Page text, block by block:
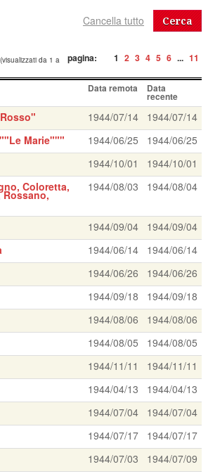
Cerca
pagina: 1 2 3 4 5 6 ... 11
(visualizzati da 1 a
Data remota Data
recente
1944/07/14
1944/07/14
Marie"""
1944/06/25
1944/06/25
1944/10/01
1944/10/01
Coloretta,
1944/08/03 1944/08/04
1944/09/04
1944/09/04
1944/06/14
1944/06/14
1944/06/26
1944/06/26
1944/09/18
1944/09/18
1944/08/06
1944/08/06
1944/08/05
1944/08/05
1944/11/11
1944/11/11
1944/04/13
1944/04/13
1944/07/04
1944/07/04
1944/07/17
1944/07/17
1944/07/03
1944/07/09